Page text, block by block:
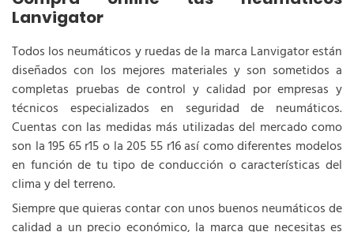
Lanvigator
Todos los neumáticos y ruedas de la marca Lanvigator están
diseñados con los mejores materiales y son sometidos a
completas pruebas de control y calidad por empresas y
técnicos especializados en seguridad de neumáticos.
Cuentas con las medidas más utilizadas del mercado como
son la 195 65 r15 o la 205 55 r16 así como diferentes modelos
en función de tu tipo de conducción o características del
clima y del terreno.
Siempre que quieras contar con unos buenos neumáticos de